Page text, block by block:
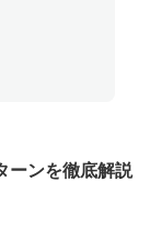
ーンを徹底解説